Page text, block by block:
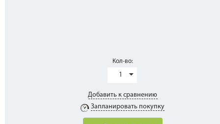
Кол-во:
1
Добавить к сравнению
Запланировать покупку